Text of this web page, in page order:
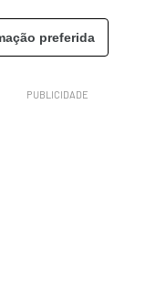
preferida